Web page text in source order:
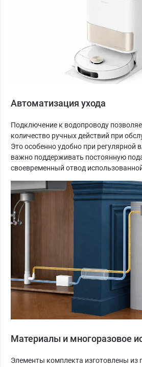
Автоматизация ухода
Подключение к водопроводу
количество ручных действий при
Это особенно удобно при регулярной
важно поддерживать постоянную
своевременный отвод
Материалы и многоразовое
Элементы комплекта изготовлены из